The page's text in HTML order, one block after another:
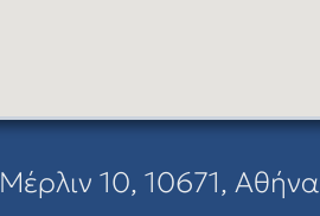
Μέρλιν 10, 10671, Αθήνα